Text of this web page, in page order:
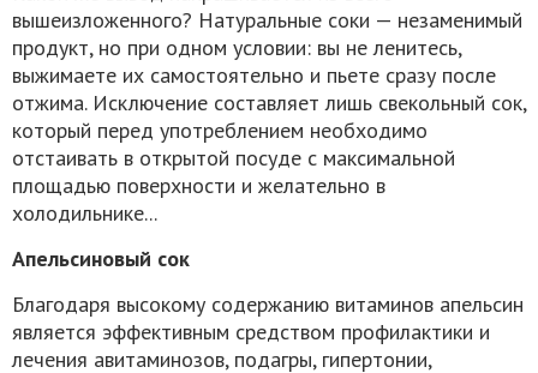
вышеизложенного? Натуральные соки — незаменимый
продукт, но при одном условии: вы не ленитесь,
выжимаете их самостоятельно и пьете сразу после
отжима. Исключение составляет лишь свекольный сок,
который перед употреблением необходимо
отстаивать в открытой посуде с максимальной
площадью поверхности и желательно в
холодильнике...
Апельсиновый сок
Благодаря высокому содержанию витаминов апельсин
является эффективным средством профилактики и
лечения авитаминозов, подагры, гипертонии,